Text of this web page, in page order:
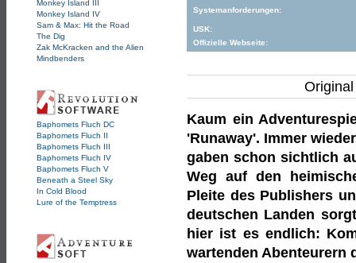
Monkey Island III
Monkey Island IV
Sam & Max: Hit the Road
The Dig
Zak McKracken and the Alien
Mindbenders
Baphomets Fluch DC
Baphomets Fluch II
Baphomets Fluch III
Baphomets Fluch IV
Baphomets Fluch V
Beneath a Steel Sky
In Cold Blood
Lure of the Temptress
Systemanforderungen:
USK:
Offizielle Webseite:
Kaum ein
'Runaway'. Immer
gaben schon sichtlich
Weg auf den
Pleite des Publishers
deutschen Landen
hier ist es endlich:
wartenden Abenteurern